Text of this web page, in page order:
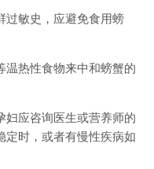
过敏史，应避免食用螃
温热性食物来中和螃蟹的
妇应咨询医生或营养师的
定时，或者有慢性疾病如